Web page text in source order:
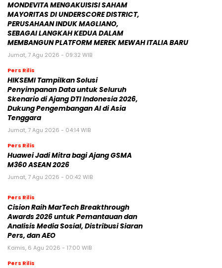
MONDEVITA MENGAKUISISI SAHAM
MAYORITAS DI UNDERSCORE DISTRICT,
PERUSAHAAN INDUK MAGLIANO,
SEBAGAI LANGKAH KEDUA DALAM
MEMBANGUN PLATFORM MEREK MEWAH ITALIA BARU
Jumat, 7 Agu 2026 - 09:32 WIB
Pers Rilis
HIKSEMI Tampilkan Solusi
Penyimpanan Data untuk Seluruh
Skenario di Ajang DTI Indonesia 2026,
Dukung Pengembangan AI di Asia
Tenggara
Jumat, 7 Agu 2026 - 04:14 WIB
Pers Rilis
Huawei Jadi Mitra bagi Ajang GSMA
M360 ASEAN 2026
Jumat, 7 Agu 2026 - 00:42 WIB
Pers Rilis
Cision Raih MarTech Breakthrough
Awards 2026 untuk Pemantauan dan
Analisis Media Sosial, Distribusi Siaran
Pers, dan AEO
Kamis, 6 Agu 2026 - 17:00 WIB
Pers Rilis